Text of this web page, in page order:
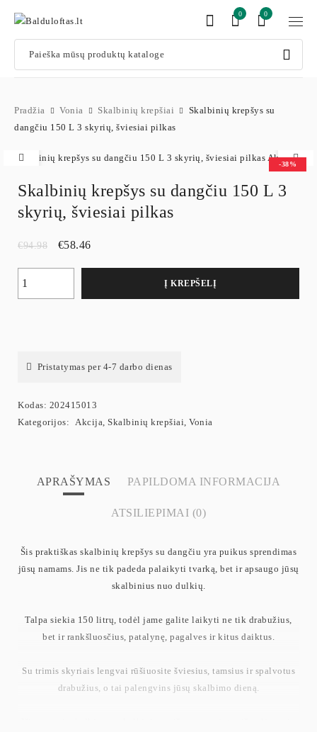
0
0
Pradžia Vonia Skalbinių krepšiai
Skalbinių krepšys su
dangčiu 150 L 3 skyrių, šviesiai pilkas
-38%
Skalbinių krepšys su dangčiu 150 L 3
skyrių, šviesiai pilkas
€94.98 €58.46
Į KREPŠELĮ
Pristatymas per 4-7 darbo dienas
Kodas: 202415013
Kategorijos: Akcija, Skalbinių krepšiai, Vonia
APRAŠYMAS PAPILDOMA INFORMACIJA
ATSILIEPIMAI (0)
Šis praktiškas skalbinių krepšys su dangčiu yra puikus sprendimas
jūsų namams. Jis ne tik padeda palaikyti tvarką, bet ir apsaugo jūsų
skalbinius nuo dulkių.
Talpa siekia 150 litrų, todėl jame galite laikyti ne tik drabužius,
bet ir rankšluosčius, patalynę, pagalves ir kitus daiktus.
Su trimis skyriais lengvai rūšiuosite šviesius, tamsius ir spalvotus
drabužius, o tai palengvins jūsų skalbimo dieną.